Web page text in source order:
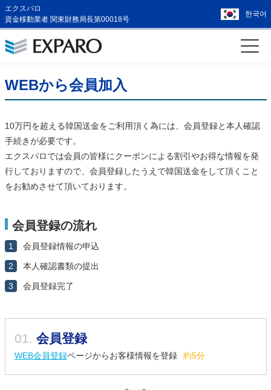
エクスパロ
資金移動業者 関東財務局長第00018号
한국어
WEBから会員加入
10万円を超える韓国送金をご利用頂く為には、会員登録と本人確認
手続きが必要です。
エクスパロでは会員の皆様にクーポンによる割引やお得な情報を発
行しておりますので、会員登録したうえで韓国送金をして頂くこと
をお勧めさせて頂いております。
会員登録の流れ
1 会員登録情報の申込
2 本人確認書類の提出
3 会員登録完了
01. 会員登録
WEB会員登録ページからお客様情報を登録 約5分